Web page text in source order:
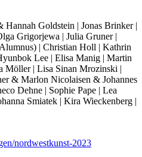
Hannah Goldstein | Jonas Brinker |
Grigorjewa | Julia Gruner |
| Christian Holl | Kathrin
Lee | Elisa Manig | Martin
Möller | Lisa Sinan Mrozinski |
& Marlon Nicolaisen & Johannes
Dehne | Sophie Pape | Lea
Smiatek | Kira Wieckenberg |
nordwestkunst-2023